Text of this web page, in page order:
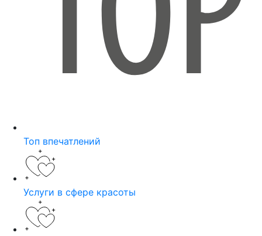
Топ впечатлений
Услуги в сфере красоты